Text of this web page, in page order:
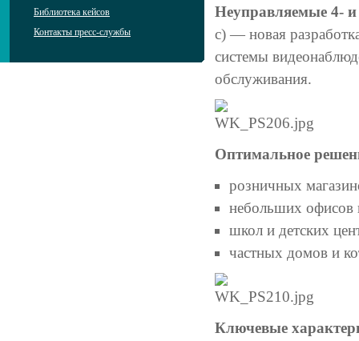
Библиотека кейсов
Контакты пресс-службы
Неуправляемые 4-
с) — новая
системы
обслуживания.
Оптимальное
розничных
небольших офисов
школ и детских
частных домов и
Ключевые